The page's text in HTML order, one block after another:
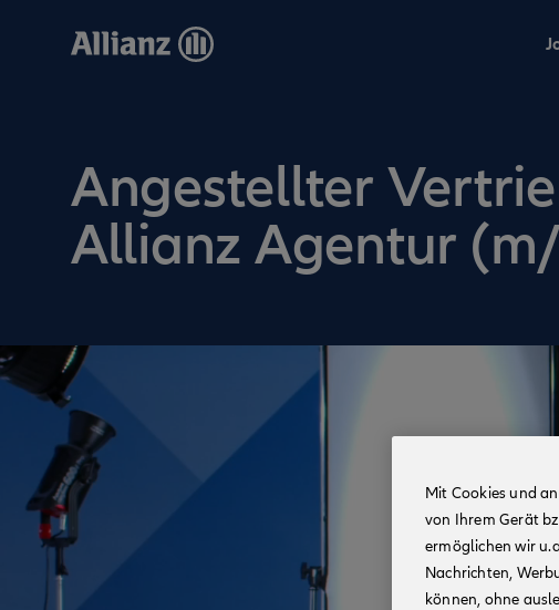
Angestellter
Allianz Agentur
Mit Cookies und
von Ihrem Gerät
ermöglichen wir
Nachrichten,
können, ohne